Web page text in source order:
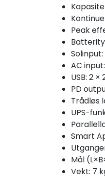
Peak
AC
USB: 2
PD
Trådløs
UPS-
Smart
Mål
Vekt: 7